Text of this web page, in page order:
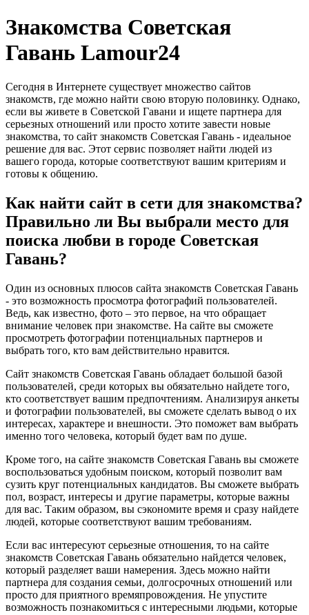
Знакомства Советская
Гавань Lamour24
Сегодня в Интернете существует множество сайтов
знакомств, где можно найти свою вторую половинку. Однако,
если вы живете в Советской Гавани и ищете партнера для
серьезных отношений или просто хотите завести новые
знакомства, то сайт знакомств Советская Гавань - идеальное
решение для вас. Этот сервис позволяет найти людей из
вашего города, которые соответствуют вашим критериям и
готовы к общению.
Как найти сайт в сети для знакомства?
Правильно ли Вы выбрали место для
поиска любви в городе Советская
Гавань?
Один из основных плюсов сайта знакомств Советская Гавань
- это возможность просмотра фотографий пользователей.
Ведь, как известно, фото – это первое, на что обращает
внимание человек при знакомстве. На сайте вы сможете
просмотреть фотографии потенциальных партнеров и
выбрать того, кто вам действительно нравится.
Сайт знакомств Советская Гавань обладает большой базой
пользователей, среди которых вы обязательно найдете того,
кто соответствует вашим предпочтениям. Анализируя анкеты
и фотографии пользователей, вы сможете сделать вывод о их
интересах, характере и внешности. Это поможет вам выбрать
именно того человека, который будет вам по душе.
Кроме того, на сайте знакомств Советская Гавань вы сможете
воспользоваться удобным поиском, который позволит вам
сузить круг потенциальных кандидатов. Вы сможете выбрать
пол, возраст, интересы и другие параметры, которые важны
для вас. Таким образом, вы сэкономите время и сразу найдете
людей, которые соответствуют вашим требованиям.
Если вас интересуют серьезные отношения, то на сайте
знакомств Советская Гавань обязательно найдется человек,
который разделяет ваши намерения. Здесь можно найти
партнера для создания семьи, долгосрочных отношений или
просто для приятного времяпровождения. Не упустите
возможность познакомиться с интересными людьми, которые